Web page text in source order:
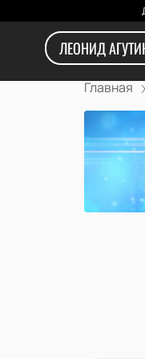
ЛЕОНИД
Главная